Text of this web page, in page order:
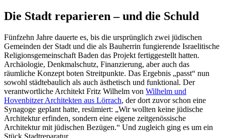
Die Stadt reparieren – und die Schuld
Fünfzehn Jahre dauerte es, bis die ursprünglich zwei jüdischen
Gemeinden der Stadt und die als Bauherrin fungierende Israelitische
Religionsgemeinschaft Baden das Projekt fertiggestellt hatten.
Archäologie, Denkmalschutz, Finanzierung, aber auch das
räumliche Konzept boten Streitpunkte. Das Ergebnis „passt“ nun
sowohl städtebaulich als auch ästhetisch und funktional. Der
verantwortliche Architekt Fritz Wilhelm von Wilhelm und
Hovenbitzer Architekten aus Lörrach, der dort zuvor schon eine
Synagoge geplant hatte, resümiert: „Wir wollten keine jüdische
Architektur erfinden, sondern eine eigene zeitgenössische
Architektur mit jüdischen Bezügen.“ Und zugleich ging es um ein